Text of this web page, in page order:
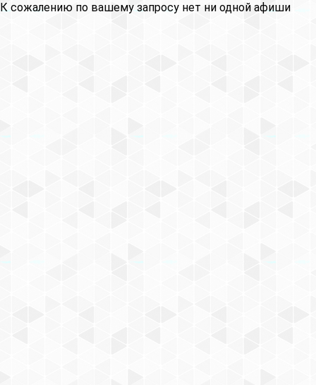
К сожалению по вашему запросу нет ни одной афиши